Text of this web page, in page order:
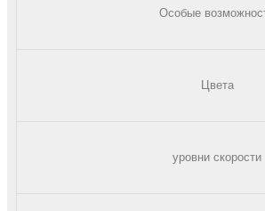
Особые
Цвета
уровни скорости